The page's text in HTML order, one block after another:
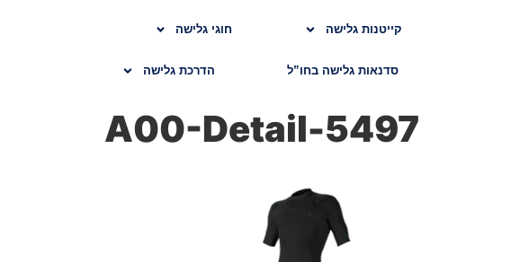
קייטנות גלישה חוגי גלישה
סדנאות גלישה בחו”ל הדרכת גלישה
5497-A00-Detail